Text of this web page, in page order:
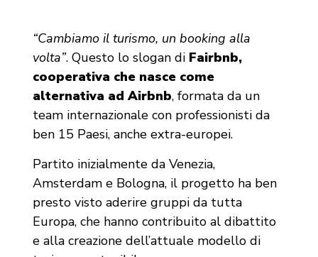
“Cambiamo il turismo, un booking alla
volta”. Questo lo slogan di Fairbnb,
cooperativa che nasce come
alternativa ad Airbnb, formata da un
team internazionale con professionisti da
ben 15 Paesi, anche extra-europei.
Partito inizialmente da Venezia,
Amsterdam e Bologna, il progetto ha ben
presto visto aderire gruppi da tutta
Europa, che hanno contribuito al dibattito
e alla creazione dell’attuale modello di